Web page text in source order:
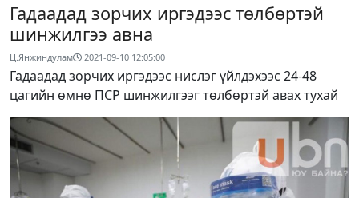
Гадаадад зорчих иргэдээс төлбөртэй
шинжилгээ авна
Ц.Янжиндулам 2021-09-10 12:05:00
Гадаадад зорчих иргэдээс нислэг үйлдэхээс 24-48
цагийн өмнө ПСР шинжилгээг төлбөртэй авах тухай